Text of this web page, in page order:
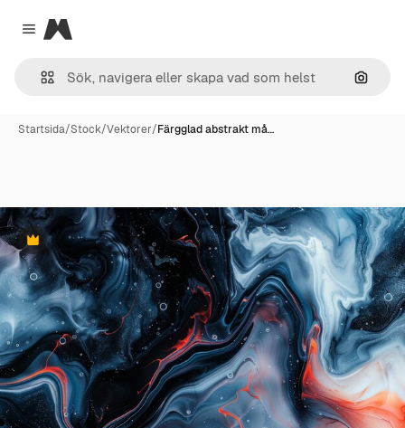
Close menu
Magnific
Sök
Startsida/Stock/Vektorer/Färgglad abstrakt må…
Premie